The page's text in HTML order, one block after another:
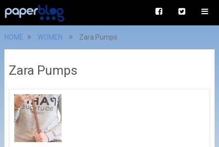
HOME WOMEN Zara Pumps
Zara Pumps